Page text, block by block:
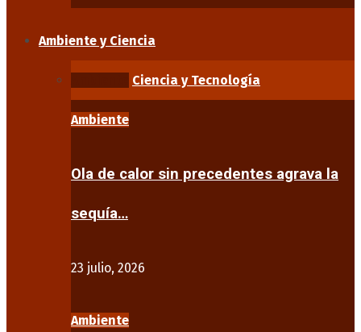
Ambiente y Ciencia
Ciencia y Tecnología
Ambiente
Ola de calor sin precedentes agrava la
sequía…
23 julio, 2026
Ambiente